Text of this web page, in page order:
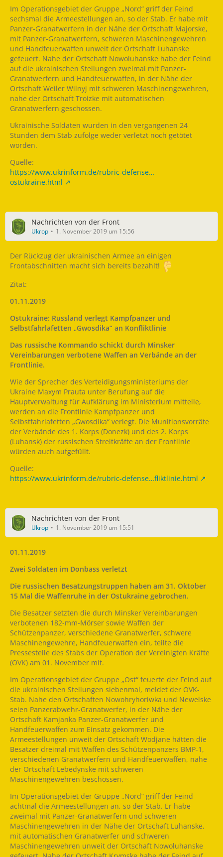
Im Operationsgebiet der Gruppe „Nord“ griff der Feind
sechsmal die Armeestellungen an, so der Stab. Er habe mit
Panzer-Granatwerfern in der Nähe der Ortschaft Majorske,
mit Panzer-Granatwerfern, schweren Maschinengewehren
und Handfeuerwaffen unweit der Ortschaft Luhanske
gefeuert. Nahe der Ortschaft Nowoluhanske habe der Feind
auf die ukrainischen Stellungen zweimal mit Panzer-
Granatwerfern und Handfeuerwaffen, in der Nähe der
Ortschaft Weiler Wilnyj mit schweren Maschinengewehren,
nahe der Ortschaft Troizke mit automatischen
Granatwerfern geschossen.
Ukrainische Soldaten wurden in den vergangenen 24
Stunden dem Stab zufolge weder verletzt noch getötet
worden.
Quelle:
https://www.ukrinform.de/rubric-defense…
ostukraine.html
Nachrichten von der Front
Ukrop 1. November 2019 um 15:56
Der Rückzug der ukrainischen Armee an einigen
Frontabschnitten macht sich bereits bezahlt!
Zitat:
01.11.2019
Ostukraine: Russland verlegt Kampfpanzer und
Selbstfahrlafetten „Gwosdika“ an Konfliktlinie
Das russische Kommando schickt durch Minsker
Vereinbarungen verbotene Waffen an Verbände an der
Frontlinie.
Wie der Sprecher des Verteidigungsministeriums der
Ukraine Maxym Prauta unter Berufung auf die
Hauptverwaltung für Aufklärung im Ministerium mitteile,
werden an die Frontlinie Kampfpanzer und
Selbstfahrlafetten „Gwosdika“ verlegt. Die Munitionsvorräte
der Verbände des 1. Korps (Donezk) und des 2. Korps
(Luhansk) der russischen Streitkräfte an der Frontlinie
würden auch aufgefüllt.
Quelle:
https://www.ukrinform.de/rubric-defense…fliktlinie.html
Nachrichten von der Front
Ukrop 1. November 2019 um 15:51
01.11.2019
Zwei Soldaten im Donbass verletzt
Die russischen Besatzungstruppen haben am 31. Oktober
15 Mal die Waffenruhe in der Ostukraine gebrochen.
Die Besatzer setzten die durch Minsker Vereinbarungen
verbotenen 182-mm-Mörser sowie Waffen der
Schützenpanzer, verschiedene Granatwerfer, schwere
Maschinengewehre, Handfeuerwaffen ein, teilte die
Pressestelle des Stabs der Operation der Vereinigten Kräfte
(OVK) am 01. November mit.
Im Operationsgebiet der Gruppe „Ost“ feuerte der Feind auf
die ukrainischen Stellungen siebenmal, meldet der OVK-
Stab. Nahe den Ortschaften Nowohryhoriwka und Newelske
seien Panzerabwehr-Granatwerfer, in der Nähe der
Ortschaft Kamjanka Panzer-Granatwerfer und
Handfeuerwaffen zum Einsatz gekommen. Die
Armeestellungen unweit der Ortschaft Wodjane hätten die
Besatzer dreimal mit Waffen des Schützenpanzers BMP-1,
verschiedenen Granatwerfern und Handfeuerwaffen, nahe
der Ortschaft Lebedynske mit schweren
Maschinengewehren beschossen.
Im Operationsgebiet der Gruppe „Nord“ griff der Feind
achtmal die Armeestellungen an, so der Stab. Er habe
zweimal mit Panzer-Granatwerfern und schweren
Maschinengewehren in der Nähe der Ortschaft Luhanske,
mit automatischen Granatwerfer und schweren
Maschinengewehren unweit der Ortschaft Nowoluhanske